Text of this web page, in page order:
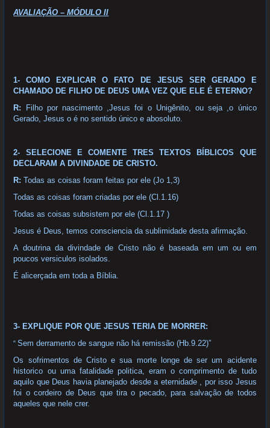
AVALIAÇÃO – MÓDULO II
1- COMO EXPLICAR O FATO DE JESUS SER GERADO E
CHAMADO DE FILHO DE DEUS UMA VEZ QUE ELE É ETERNO?
R:
Filho por nascimento ,Jesus foi o Unigênito, ou seja ,o único
Gerado, Jesus o é no sentido único e abosoluto.
2- SELECIONE E COMENTE TRES TEXTOS BÍBLICOS QUE
DECLARAM A DIVINDADE DE CRISTO.
R: Todas as coisas foram feitas por ele (Jo 1,3)
Todas as coisas foram criadas por ele (Cl.1.16)
Todas as coisas subsistem por ele (Cl.1.17 )
Jesus é Deus, temos consciencia da sublimidade desta afirmação.
A doutrina da divindade de Cristo não é baseada em um ou em
poucos versiculos isolados.
É alicerçada em toda a Bíblia.
3- EXPLIQUE POR QUE JESUS TERIA DE MORRER:
“Sem derramento de sangue não há remissão (Hb.9.22)”
Os sofrimentos de Cristo e sua morte longe de ser um acidente
historico ou uma fatalidade politica, eram o comprimento de tudo
aquilo que Deus havia planejado desde a eternidade , por isso Jesus
foi o cordeiro de Deus que tira o pecado, para salvação de todos
aqueles que nele crer.